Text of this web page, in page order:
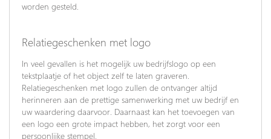
worden gesteld.
Relatiegeschenken met logo
In veel gevallen is het mogelijk uw bedrijfslogo op een
tekstplaatje of het object zelf te laten graveren.
Relatiegeschenken met logo zullen de ontvanger altijd
herinneren aan de prettige samenwerking met uw bedrijf en
uw waardering daarvoor. Daarnaast kan het toevoegen van
een logo een grote impact hebben, het zorgt voor een
persoonlijke stempel.